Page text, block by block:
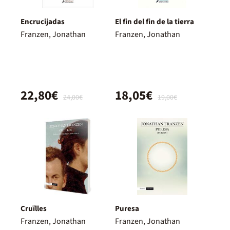
Encrucijadas
Franzen, Jonathan
24,00€
22,80€
El fin del fin de la tierra
Franzen, Jonathan
19,00€
18,05€
Cruïlles
Franzen, Jonathan
Puresa
Franzen, Jonathan